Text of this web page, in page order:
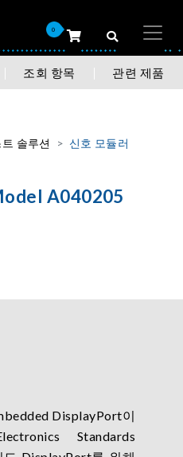
0
조회 항목 관련 제품
솔루션 신호 모듈러
A040205
DisplayPort이
Standards